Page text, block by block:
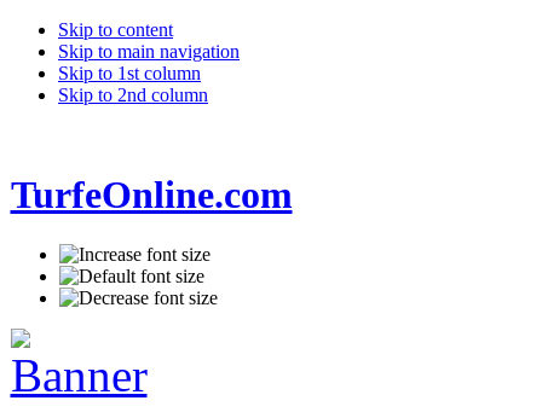
Skip to content
Skip to main navigation
Skip to 1st column
Skip to 2nd column
TurfeOnline.com